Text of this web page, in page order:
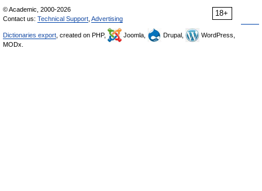
18+
© Academic, 2000-2026
Contact us: Technical Support Advertising
Dictionaries export , created on PHP, Joomla, Drupal,
WordPress,
MODx.